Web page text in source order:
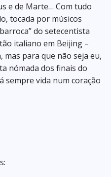
e de Marte… Com tudo
tocada por músicos
do setecentista
italiano em Beijing –
mas para que não seja eu,
nómada dos finais do
sempre vida num coração